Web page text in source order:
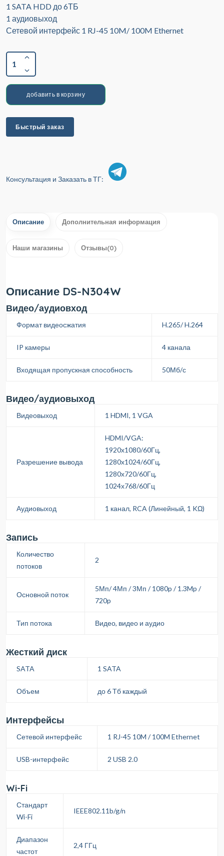
1 SATA HDD до 6ТБ
1 аудиовыход
Сетевой интерфейс 1 RJ-45 10M/ 100M Ethernet
1
добавить в корзину
Быстрый заказ
Консультация и Заказать в ТГ:
Описание Дополнительная информация
Наши магазины Отзывы(0)
Описание DS-N304W
Видео/аудиовход
Формат видеосжатия H.265/ H.264
IP камеры 4 канала
Входящая пропускная способность 50Мб/с
Видео/аудиовыход
Видеовыход 1 HDMI, 1 VGA
Разрешение вывода
HDMI/VGA:
1920х1080/60Гц,
1280х1024/60Гц,
1280х720/60Гц,
1024х768/60Гц
Аудиовыход 1 канал, RCA (Линейный, 1 KΩ)
Запись
Количество
потоков
2
Основной поток
5Мп/ 4Мп / 3Мп / 1080p / 1.3Mp /
720p
Тип потока Видео, видео и аудио
Жесткий диск
SATA 1 SATA
Объем до 6 Тб каждый
Интерфейсы
Сетевой интерфейс 1 RJ-45 10M / 100M Ethernet
USB-интерфейс 2 USB 2.0
Wi-Fi
Стандарт
Wi-Fi
IEEE802.11b/g/n
Диапазон
частот
2,4 ГГц